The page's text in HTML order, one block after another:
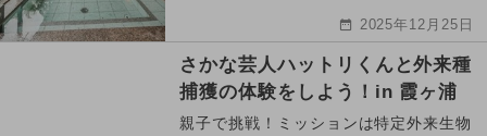
2025年12月25日
さかな芸人ハットリくんと外来種
捕獲の体験をしよう！in 霞ヶ浦
親子で挑戦！ミッションは特定外来生物